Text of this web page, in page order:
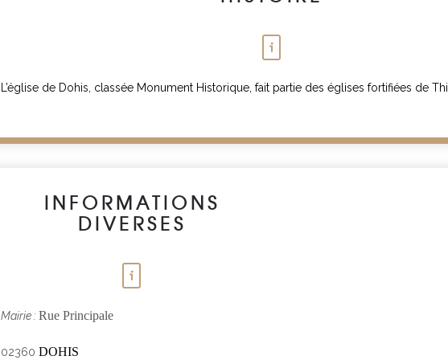
L’église de Dohis, classée Monument Historique, fait partie des églises fortifiées de
INFORMATIONS
DIVERSES
Mairie :Rue Principale
02360 DOHIS